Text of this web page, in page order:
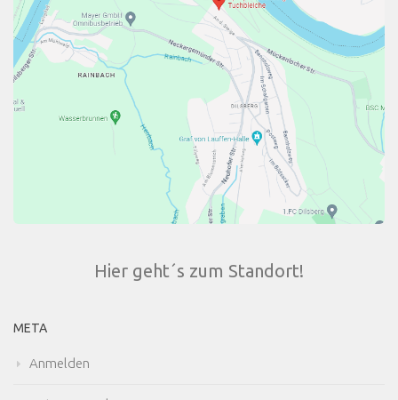
Hier geht´s zum Standort!
META
Anmelden